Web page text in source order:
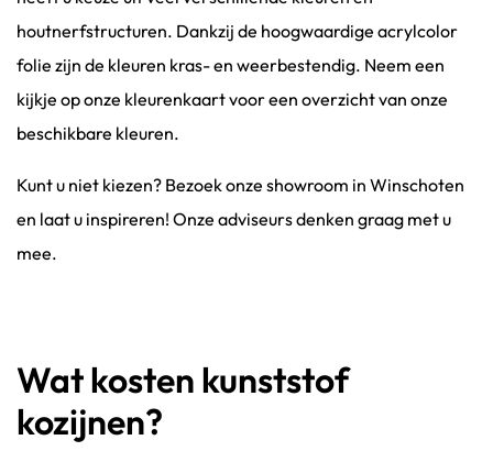
houtnerfstructuren. Dankzij de hoogwaardige acrylcolor
folie zijn de kleuren kras- en weerbestendig. Neem een
kijkje op onze kleurenkaart voor een overzicht van onze
beschikbare kleuren.
Kunt u niet kiezen? Bezoek onze showroom in Winschoten
en laat u inspireren! Onze adviseurs denken graag met u
mee.
Wat kosten kunststof
kozijnen?